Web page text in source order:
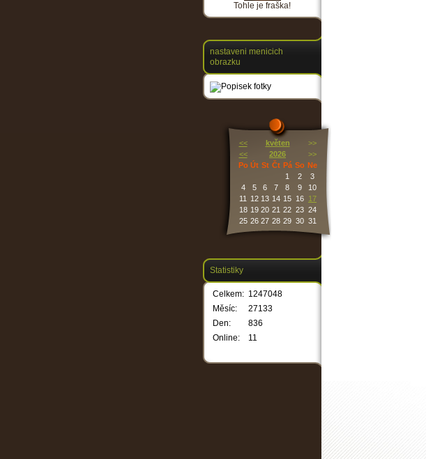
Tohle je fraška!
nastaveni menicich
obrazku
<< květen
>>
<<
2026
>>
Po Út St Čt Pá So Ne
1
2
3
4
5 6 7 8 9
10
11
12 13 14 15 16
17
18 19 20 21 22 23 24
25 26 27 28 29 30 31
Statistiky
Online: 11
Celkem: 1247048
Měsíc:
27133
Den:
836